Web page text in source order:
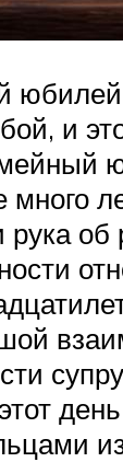
и
много
рука об